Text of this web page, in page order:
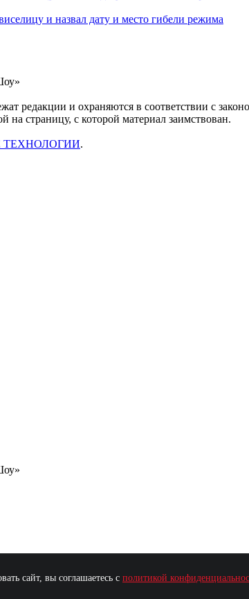
и назвал дату и место гибели режима
редакции и охраняются в соответствии с
на страницу, с которой материал заимствован.
ТЕХНОЛОГИИ.
сайт, вы соглашаетесь с политикой